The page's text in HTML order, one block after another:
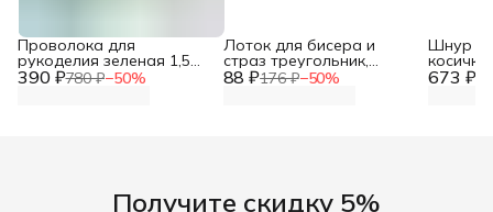
390 ₽780 ₽−50%
Проволока для
рукоделия зеленая 1,5
мм*10 м Astra&Craft 88 ₽176 ₽−50%
Лоток для бисера и
страз треугольник,
7,3х6,4 см, Astra&Craft 673 ₽
Шнур
Получите скидку 5%